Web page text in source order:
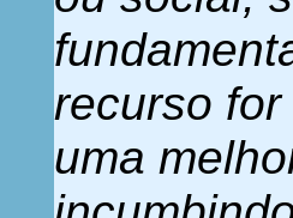
recurso
uma